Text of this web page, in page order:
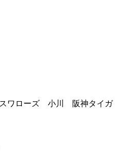
ワローズ 小川 阪神タイガ